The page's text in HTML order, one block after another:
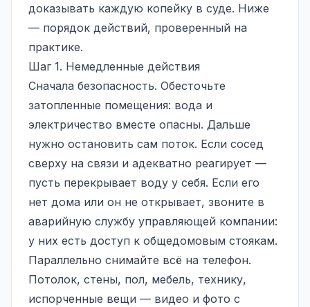
доказывать каждую копейку в суде. Ниже
— порядок действий, проверенный на
практике.
Шаг 1. Немедленные действия
Сначала безопасность. Обесточьте
затопленные помещения: вода и
электричество вместе опасны. Дальше
нужно остановить сам поток. Если сосед
сверху на связи и адекватно реагирует —
пусть перекрывает воду у себя. Если его
нет дома или он не открывает, звоните в
аварийную службу управляющей компании:
у них есть доступ к общедомовым стоякам.
Параллельно снимайте всё на телефон.
Потолок, стены, пол, мебель, технику,
испорченные вещи — видео и фото с